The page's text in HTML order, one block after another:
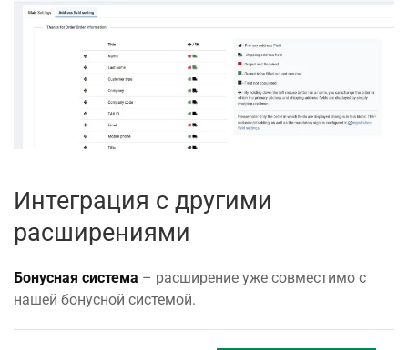
Интеграция с другими
расширениями
Бонусная система – расширение уже совместимо с
нашей бонусной системой.